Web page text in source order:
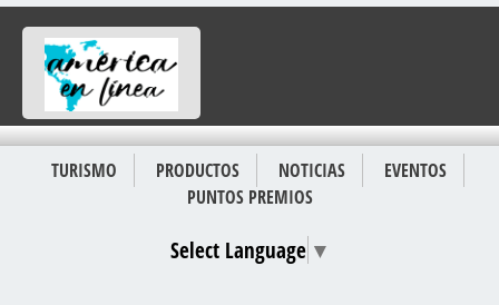
TURISMO PRODUCTOS NOTICIAS
EVENTOS
PUNTOS PREMIOS
Select Language ▼